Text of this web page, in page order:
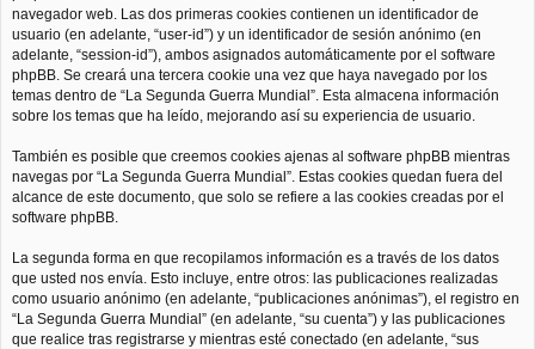
navegador web. Las dos primeras cookies contienen un identificador de
usuario (en adelante, “user-id”) y un identificador de sesión anónimo (en
adelante, “session-id”), ambos asignados automáticamente por el software
phpBB. Se creará una tercera cookie una vez que haya navegado por los
temas dentro de “La Segunda Guerra Mundial”. Esta almacena información
sobre los temas que ha leído, mejorando así su experiencia de usuario.
También es posible que creemos cookies ajenas al software phpBB mientras
navegas por “La Segunda Guerra Mundial”. Estas cookies quedan fuera del
alcance de este documento, que solo se refiere a las cookies creadas por el
software phpBB.
La segunda forma en que recopilamos información es a través de los datos
que usted nos envía. Esto incluye, entre otros: las publicaciones realizadas
como usuario anónimo (en adelante, “publicaciones anónimas”), el registro en
“La Segunda Guerra Mundial” (en adelante, “su cuenta”) y las publicaciones
que realice tras registrarse y mientras esté conectado (en adelante, “sus